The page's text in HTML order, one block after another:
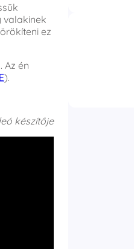
valakinek
ez
Az én
).
készítője